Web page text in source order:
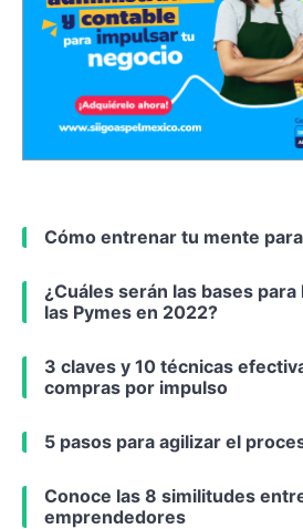
Cómo entrenar tu mente
¿Cuáles serán las bases
las Pymes en 2022?
3 claves y 10 técnicas
compras por impulso
5 pasos para agilizar el
Conoce las 8 similitudes
emprendedores